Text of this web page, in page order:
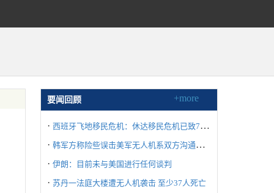
要闻回顾 +more
· 西班牙飞地移民危机：休达移民危机已致72人死亡
· 韩军方称险些误击美军无人机系双方沟通失误所致
· 伊朗：目前未与美国进行任何谈判
· 苏丹一法庭大楼遭无人机袭击 至少37人死亡